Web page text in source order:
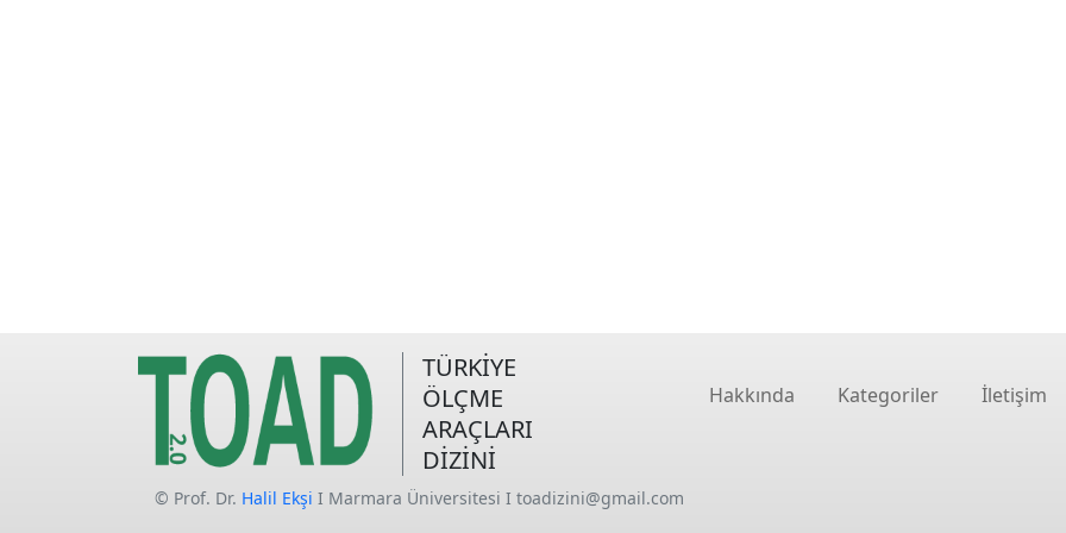
TÜRKİYE
ÖLÇME
ARAÇLARI
DİZİNİ
Hakkında Kategoriler İletişim
© Prof. Dr. Halil Ekşi I Marmara Üniversitesi I toadizini@gmail.com